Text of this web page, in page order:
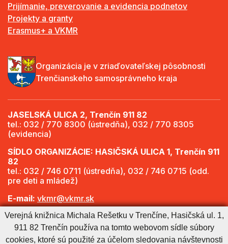
Prijímanie, preverovanie a evidencia podnetov
Projekty a granty
Erasmus+ a VKMR
Organizácia je v zriaďovateľskej pôsobnosti
Trenčianskeho samosprávneho kraja
JASELSKÁ ULICA 2, Trenčín 911 82
tel.: 032 / 770 8300 (ústredňa), 032 / 770 8305
(evidencia)
SÍDLO ORGANIZÁCIE: HASIČSKÁ ULICA 1, Trenčín 911
82
tel.: 032 / 746 0711 (ústredňa), 032 / 746 0715 (odd.
pre deti a mládež)
E-mail: vkmr@vkmr.sk
Web: http://www.vkmr.sk
Viac informácií - Otváracie hodiny
Verejná knižnica Michala Rešetku v Trenčíne, Hasičská ul. 1,
911 82 Trenčín používa na tomto webovom sídle súbory
cookies, ktoré sú použité za účelom sledovania návštevnosti